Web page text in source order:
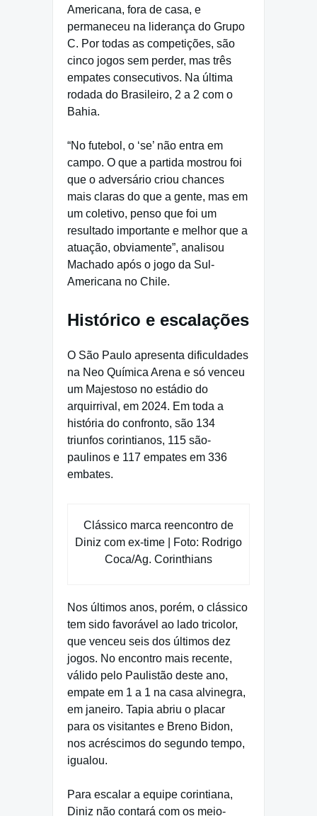
Americana, fora de casa, e
permaneceu na liderança do Grupo
C. Por todas as competições, são
cinco jogos sem perder, mas três
empates consecutivos. Na última
rodada do Brasileiro, 2 a 2 com o
Bahia.
“No futebol, o ‘se’ não entra em
campo. O que a partida mostrou foi
que o adversário criou chances
mais claras do que a gente, mas em
um coletivo, penso que foi um
resultado importante e melhor que a
atuação, obviamente”, analisou
Machado após o jogo da Sul-
Americana no Chile.
Histórico e escalações
O São Paulo apresenta dificuldades
na Neo Química Arena e só venceu
um Majestoso no estádio do
arquirrival, em 2024. Em toda a
história do confronto, são 134
triunfos corintianos, 115 são-
paulinos e 117 empates em 336
embates.
Clássico marca reencontro de
Diniz com ex-time | Foto: Rodrigo
Coca/Ag. Corinthians
Nos últimos anos, porém, o clássico
tem sido favorável ao lado tricolor,
que venceu seis dos últimos dez
jogos. No encontro mais recente,
válido pelo Paulistão deste ano,
empate em 1 a 1 na casa alvinegra,
em janeiro. Tapia abriu o placar
para os visitantes e Breno Bidon,
nos acréscimos do segundo tempo,
igualou.
Para escalar a equipe corintiana,
Diniz não contará com os meio-